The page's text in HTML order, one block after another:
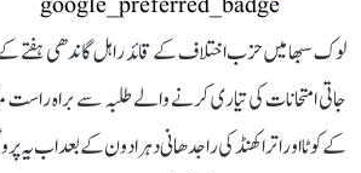
لوک سبھا میں حزب اختلاف کے قائد راہل گاندھی ہفتے
جاتی امتحانات کی تیاری کرنے والے طلبہ سے براہ
کے کوٹا اور اتراکھنڈ کی راجدھانی دہرادون کے بعد اب